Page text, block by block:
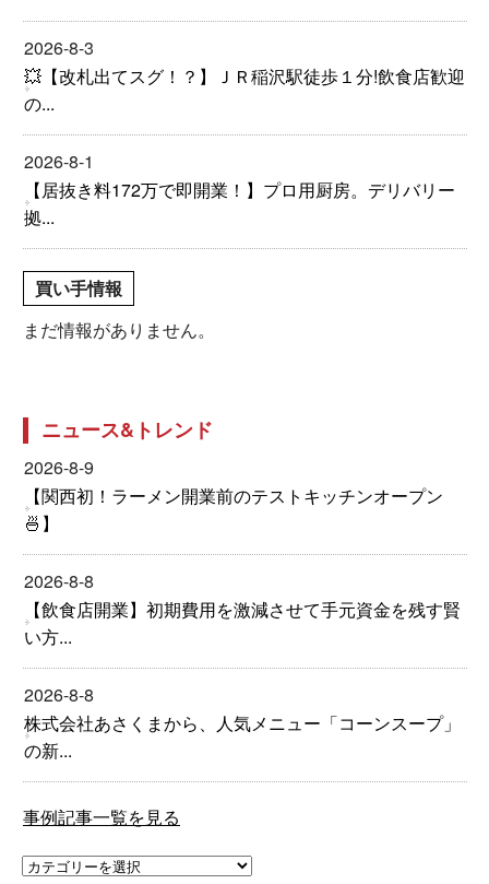
2026-8-3
💥【改札出てスグ！？】ＪＲ稲沢駅徒歩１分!飲食店歓迎
の...
2026-8-1
【居抜き料172万で即開業！】プロ用厨房。デリバリー
拠...
買い手情報
まだ情報がありません。
ニュース&トレンド
2026-8-9
【関西初！ラーメン開業前のテストキッチンオープン
🍜】
2026-8-8
【飲食店開業】初期費用を激減させて手元資金を残す賢
い方...
2026-8-8
株式会社あさくまから、人気メニュー「コーンスープ」
の新...
事例記事一覧を見る